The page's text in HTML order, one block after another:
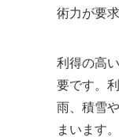
術力が要
利得の高
要です。
雨、積雪
まいます